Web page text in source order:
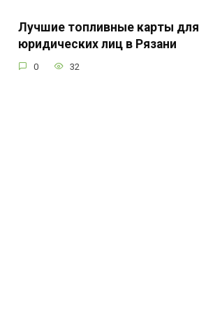
Лучшие топливные карты для
юридических лиц в Рязани
0 32